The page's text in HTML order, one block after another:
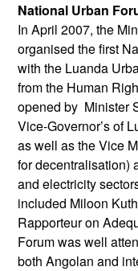
National Urban
In April 2007, the
organised the first
with the Luanda
from the Human
opened by Minister
Vice-Governor’s of
as well as the Vice
for decentralisation)
and electricity
included Miloon
Rapporteur on
Forum was well
both Angolan and